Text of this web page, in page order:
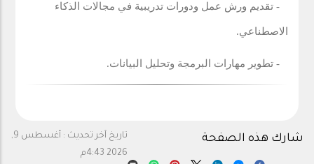
- تقديم ورش عمل ودورات تدريبية في مجالات الذكاء
الاصطناعي.
- تطوير مهارات البرمجة وتحليل البيانات.
تاريخ آخر تحديث :
أغسطس 9,
2026 4:43م
شارك هذه الصفحة